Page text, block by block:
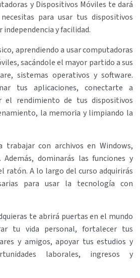
y Dispositivos Móviles te dará
para usar tus dispositivos
y facilidad.
aprendiendo a usar computadoras
sacándole el mayor partido a sus
sistemas operativos y software.
tus aplicaciones, conectarte a
rendimiento de tus dispositivos
la memoria y limpiando la
trabajar con archivos en Windows,
dominarás las funciones y
ratón. A lo largo del curso adquirirás
para usar la tecnología con
te abrirá puertas en el mundo
tu vida personal, fortalecer tus
y amigos, apoyar tus estudios y
laborales, ingresos y